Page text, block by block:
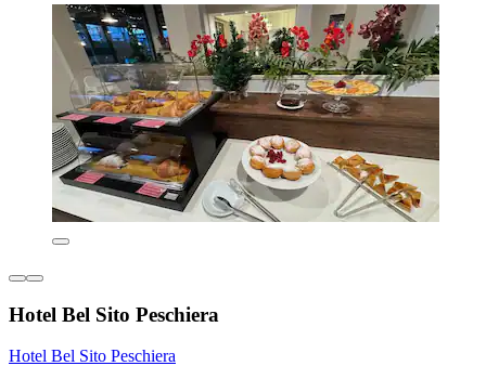
Hotel Bel Sito Peschiera
Hotel Bel Sito Peschiera